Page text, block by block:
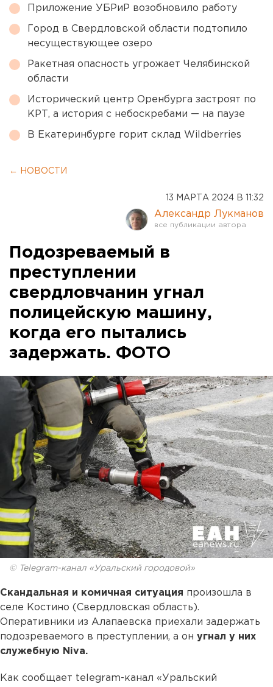
Приложение УБРиР возобновило работу
Город в Свердловской области подтопило
несуществующее озеро
Ракетная опасность угрожает Челябинской
области
Исторический центр Оренбурга застроят по
КРТ, а история с небоскребами — на паузе
В Екатеринбурге горит склад Wildberries
← НОВОСТИ
13 МАРТА 2024 В 11:32
Александр Лукманов
Подозреваемый в
преступлении
свердловчанин угнал
полицейскую машину,
когда его пытались
задержать. ФОТО
© Telegram-канал «Уральский городовой»
Скандальная и комичная ситуация произошла в
селе Костино (Свердловская область).
Оперативники из Алапаевска приехали задержать
подозреваемого в преступлении, а он угнал у них
служебную Niva.
Как сообщает telegram-канал «Уральский